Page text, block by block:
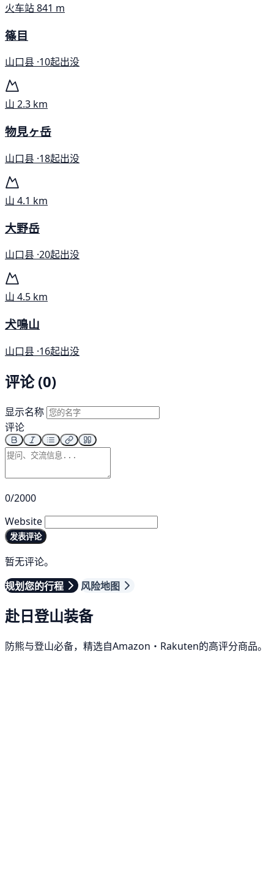
火车站841 m
篠目
山口县 ·10起出没
山 2.3 km
物見ヶ岳
山口县 ·18起出没
山 4.1 km
大野岳
山口县 ·20起出没
山 4.5 km
犬鳴山
山口县 ·16起出没
评论 (0)
显示名称
评论
0/2000
Website
发表评论
暂无评论。
规划您的行程
风险地图
赴日登山装备
防熊与登山必备，精选自Amazon・Rakuten的高评分商品。